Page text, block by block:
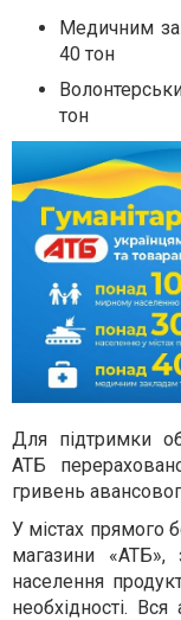
Медичним
40 тон
тон
Для підтримки
АТБ
гривень
У містах прямого
магазини «АТБ»,
населення
необхідності.